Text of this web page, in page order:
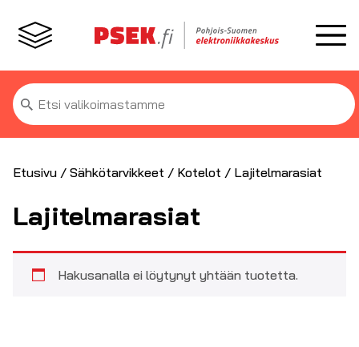
Etsi:
Etusivu / Sähkötarvikkeet / Kotelot / Lajitelmarasiat
Lajitelmarasiat
Hakusanalla ei löytynyt yhtään tuotetta.